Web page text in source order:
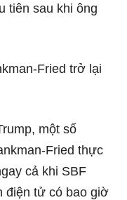
tiên sau khi ông
Fried trở lại
một số
Fried thực
cả khi SBF
điện tử có bao giờ